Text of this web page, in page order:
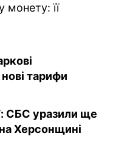
монету: її
тарифи
СБС уразили ще
Херсонщині